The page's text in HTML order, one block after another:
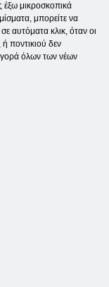
έξω μικροσκοπικά
μπορείτε να
αυτόματα κλικ, όταν οι
ποντικιού δεν
όλων των νέων